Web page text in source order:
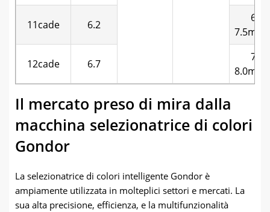
11cade 6.2
6.5-
7.5m3/
12cade 6.7
7.0-
8.0m3/
Il mercato preso di mira dalla
macchina selezionatrice di colori
Gondor
La selezionatrice di colori intelligente Gondor è
ampiamente utilizzata in molteplici settori e mercati. La
sua alta precisione, efficienza, e la multifunzionalità